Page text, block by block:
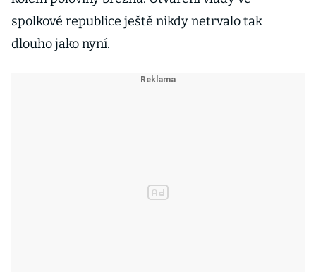
spolkové republice ještě nikdy netrvalo tak
dlouho jako nyní.